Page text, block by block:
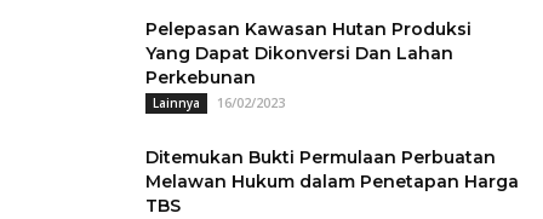
Pelepasan Kawasan Hutan Produksi
Yang Dapat Dikonversi Dan Lahan
Perkebunan
Lainnya 16/02/2023
Ditemukan Bukti Permulaan Perbuatan
Melawan Hukum dalam Penetapan Harga
TBS